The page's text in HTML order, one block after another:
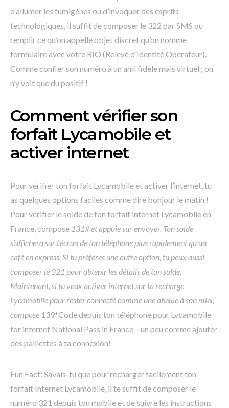
d’allumer les fumigènes ou d’invoquer des esprits
technologiques, il suffit de composer le 322 par SMS ou
remplir ce qu’on appelle objet discret qu’on nomme
formulaire avec votre RIO (Relevé d’Identité Opérateur).
Comme confier son numéro à un ami fidèle mais virtuel ; on
n’y voit que du positif !
Comment vérifier son
forfait Lycamobile et
activer internet
Pour vérifier ton forfait Lycamobile et activer l’internet, tu
as quelques options faciles comme dire bonjour le matin !
Pour vérifier le solde de ton forfait internet Lycamobile en
France, compose 131# et appuie sur envoyer. Ton solde
s’affichera sur l’écran de ton téléphone plus rapidement qu’un
café en express. Si tu préfères une autre option, tu peux aussi
composer le 321 pour obtenir les détails de ton solde.
Maintenant, si tu veux activer internet sur ta recharge
Lycamobile pour rester connecté comme une abeille à son miel,
compose 139*Code depuis ton téléphone pour Lycamobile
for internet National Pass in France – un peu comme ajouter
des paillettes à ta connexion!
Fun Fact: Savais-tu que pour recharger facilement ton
forfait Internet Lycamobile, il te suffit de composer le
numéro 321 depuis ton mobile et de suivre les instructions